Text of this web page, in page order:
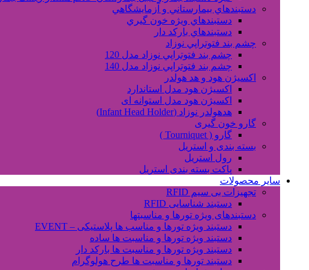
دستبندهاي بيمارستاني و آزمايشگاهي
دستبندهاي ويژه خون گيري
دستبندهاي بارکد دار
چشم بند فتوتراپي نوزاد
چشم بند فتوتراپي نوزاد مدل 120
چشم بند فتوتراپي نوزاد مدل 140
اکسیژن هود و هد هولدر
اکسیژن هود مدل استاندارد
اکسیژن هود مدل استوانه ای
هدهولدر نوزاد (Infant Head Holder)
گارو خون گیری
گارو ( Tourniquet )
بسته بندی و استریل
رول استریل
پاکت بسته بندی استریل
سایر محصولات
تجهیزات بی سیم RFID
دستبند شناسایی RFID
دستبندهای ویژه تورها و مناسبتها
دستبند ویژه تورها و مناسب ها پلاستیکی – EVENT
دستبند ویژه تورها و مناسبت ها ساده
دستبند ویژه تورها و مناسبت ها بارکد دار
دستبند تورها و مناسبت ها طرح هولوگرام